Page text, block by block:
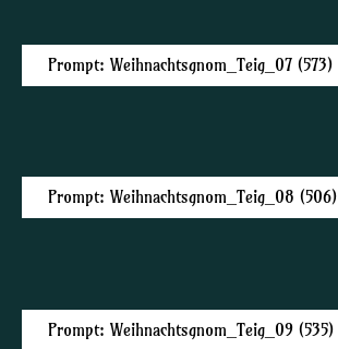
Prompt: Weihnachtsgnom_Teig_07 (573)
Prompt: Weihnachtsgnom_Teig_08 (506)
Prompt: Weihnachtsgnom_Teig_09 (535)